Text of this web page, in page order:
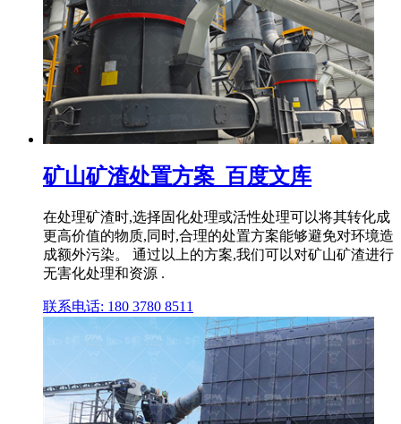
矿山矿渣处置方案_百度文库
在处理矿渣时,选择固化处理或活性处理可以将其转化成
更高价值的物质,同时,合理的处置方案能够避免对环境造
成额外污染。 通过以上的方案,我们可以对矿山矿渣进行
无害化处理和资源 .
联系电话: 180 3780 8511